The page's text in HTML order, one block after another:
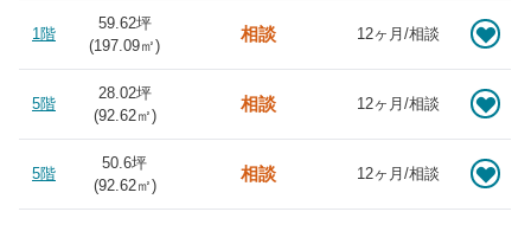
1階
59.62坪
(197.09㎡)
相談 12ヶ月/相談
5階
28.02坪
(92.62㎡)
相談 12ヶ月/相談
5階
50.6坪
(92.62㎡)
相談 12ヶ月/相談